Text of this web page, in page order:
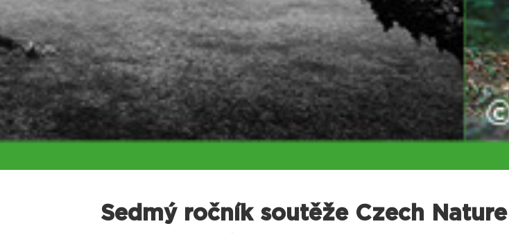
Sedmý ročník soutěže Czech